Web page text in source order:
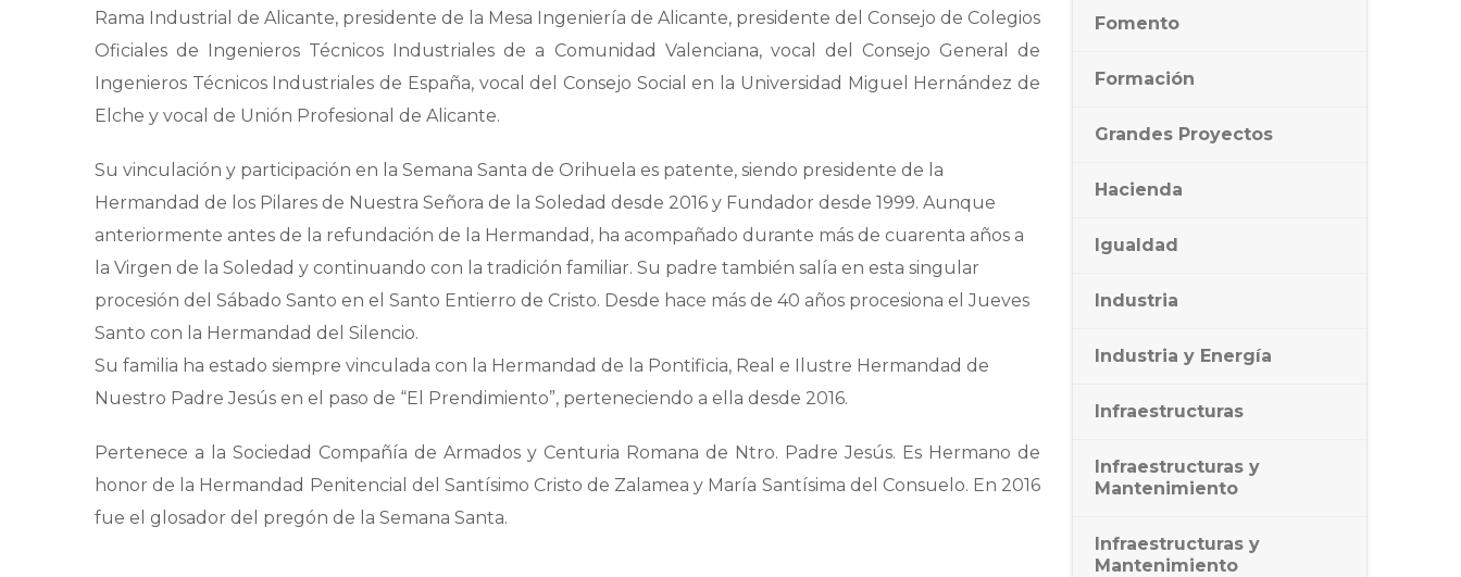
Rama Industrial de Alicante, presidente de la Mesa Ingeniería de Alicante, presidente del Consejo de Colegios
Oficiales de Ingenieros Técnicos Industriales de a Comunidad Valenciana, vocal del Consejo General de
Ingenieros Técnicos Industriales de España, vocal del Consejo Social en la Universidad Miguel Hernández de
Elche y vocal de Unión Profesional de Alicante.
Su vinculación y participación en la Semana Santa de Orihuela es patente, siendo presidente de la
Hermandad de los Pilares de Nuestra Señora de la Soledad desde 2016 y Fundador desde 1999. Aunque
anteriormente antes de la refundación de la Hermandad, ha acompañado durante más de cuarenta años a
la Virgen de la Soledad y continuando con la tradición familiar. Su padre también salía en esta singular
procesión del Sábado Santo en el Santo Entierro de Cristo. Desde hace más de 40 años procesiona el Jueves
Santo con la Hermandad del Silencio.
Su familia ha estado siempre vinculada con la Hermandad de la Pontificia, Real e Ilustre Hermandad de
Nuestro Padre Jesús en el paso de “El Prendimiento”, perteneciendo a ella desde 2016.
Pertenece a la Sociedad Compañía de Armados y Centuria Romana de Ntro. Padre Jesús. Es Hermano de
honor de la Hermandad Penitencial del Santísimo Cristo de Zalamea y María Santísima del Consuelo. En 2016
fue el glosador del pregón de la Semana Santa.
Fomento
Formación
Grandes Proyectos
Hacienda
Igualdad
Industria
Industria y Energía
Infraestructuras
Infraestructuras y
Mantenimiento
Infraestructuras y
Mantenimiento